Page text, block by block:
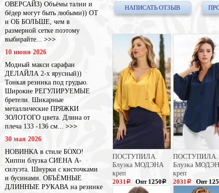
ОВЕРСАЙЗ) Объёмы талии и
бёдер могут быть любыми)) ОТ
и ОБ БОЛЬШЕ, чем в
размерной сетке поэтому
выбирайте... >>>
10 июня 2026
Модный макси сарафан
ДЕЛАЙЛА 2-х ярусный))
Тонкая резинка под грудью.
Широкие РЕГУЛИРУЕМЫЕ
бретели. Шикарные
металлические ПРЯЖКИ
ЗОЛОТОГО цвета. Длина от
плеча 133 -136 см... >>>
30 мая 2026
НОВИНКА в стиле БОХО!
Хиппи блузка СИЕНА А-
силуэта. Шнурки с кисточками
и бусинами. ОБЪЁМНЫЕ
ДЛИННЫЕ РУКАВА на резинке
НАПИСАТЬ ОТЗЫВ
ПОСТУПИЛА.
Блузка МОДЭНА
креп
2031 a
a
Опт 1250 a
ПОСТУПИЛА.
Блузка
креп
2031 a Опт